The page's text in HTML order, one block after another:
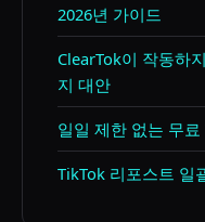
2026년 가이드
ClearTok이 작동하
지 대안
일일 제한 없는 무
TikTok 리포스트 일